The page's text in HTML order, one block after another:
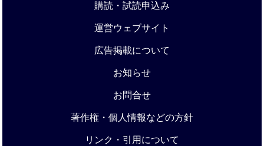
購読・試読申込み
運営ウェブサイト
広告掲載について
お知らせ
お問合せ
著作権・個人情報などの方針
リンク・引用について